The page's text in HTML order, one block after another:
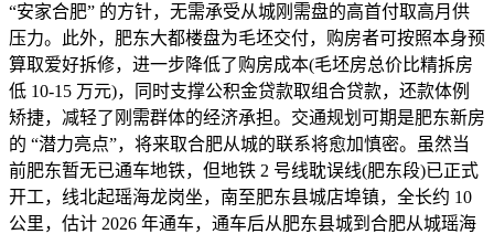
“安家合肥” 的方针，无需承受从城刚需盘的高首付取高月供
压力。此外，肥东大都楼盘为毛坯交付，购房者可按照本身预
算取爱好拆修，进一步降低了购房成本(毛坯房总价比精拆房
低 10-15 万元)，同时支撑公积金贷款取组合贷款，还款体例
矫捷，减轻了刚需群体的经济承担。交通规划可期是肥东新房
的 “潜力亮点”，将来取合肥从城的联系将愈加慎密。虽然当
前肥东暂无已通车地铁，但地铁 2 号线耽误线(肥东段)已正式
开工，线北起瑶海龙岗坐，南至肥东县城店埠镇，全长约 10
公里，估计 2026 年通车，通车后从肥东县城到合肥从城瑶海